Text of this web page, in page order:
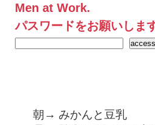
Men at Work.
パスワードをお願いしま
朝→ みかんと豆乳